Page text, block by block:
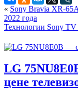
« Sony Bravia XR-
2022 года
Технологии Sony TV
LG
цене